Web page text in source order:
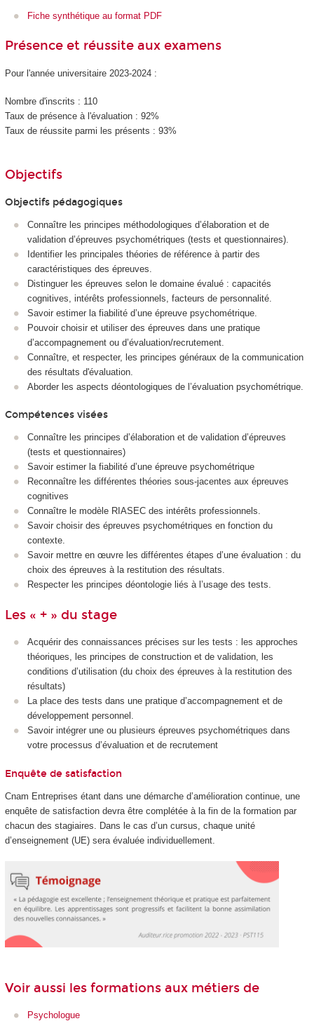
Fiche synthétique au format PDF
Présence et réussite aux examens
Pour l'année universitaire 2023-2024 :
Nombre d'inscrits : 110
Taux de présence à l'évaluation : 92%
Taux de réussite parmi les présents : 93%
Objectifs
Objectifs pédagogiques
Connaître les principes méthodologiques d’élaboration et de
validation d’épreuves psychométriques (tests et questionnaires).
Identifier les principales théories de référence à partir des
caractéristiques des épreuves.
Distinguer les épreuves selon le domaine évalué : capacités
cognitives, intérêts professionnels, facteurs de personnalité.
Savoir estimer la fiabilité d’une épreuve psychométrique.
Pouvoir choisir et utiliser des épreuves dans une pratique
d’accompagnement ou d’évaluation/recrutement.
Connaître, et respecter, les principes généraux de la communication
des résultats d'évaluation.
Aborder les aspects déontologiques de l’évaluation psychométrique.
Compétences visées
Connaître les principes d’élaboration et de validation d’épreuves
(tests et questionnaires)
Savoir estimer la fiabilité d’une épreuve psychométrique
Reconnaître les différentes théories sous-jacentes aux épreuves
cognitives
Connaître le modèle RIASEC des intérêts professionnels.
Savoir choisir des épreuves psychométriques en fonction du
contexte.
Savoir mettre en œuvre les différentes étapes d’une évaluation : du
choix des épreuves à la restitution des résultats.
Respecter les principes déontologie liés à l’usage des tests.
Les « + » du stage
Acquérir des connaissances précises sur les tests : les approches
théoriques, les principes de construction et de validation, les
conditions d’utilisation (du choix des épreuves à la restitution des
résultats)
La place des tests dans une pratique d’accompagnement et de
développement personnel.
Savoir intégrer une ou plusieurs épreuves psychométriques dans
votre processus d’évaluation et de recrutement
Enquête de satisfaction
Cnam Entreprises étant dans une démarche d’amélioration continue, une
enquête de satisfaction devra être complétée à la fin de la formation par
chacun des stagiaires. Dans le cas d’un cursus, chaque unité
d’enseignement (UE) sera évaluée individuellement.
Voir aussi les formations aux métiers de
Psychologue